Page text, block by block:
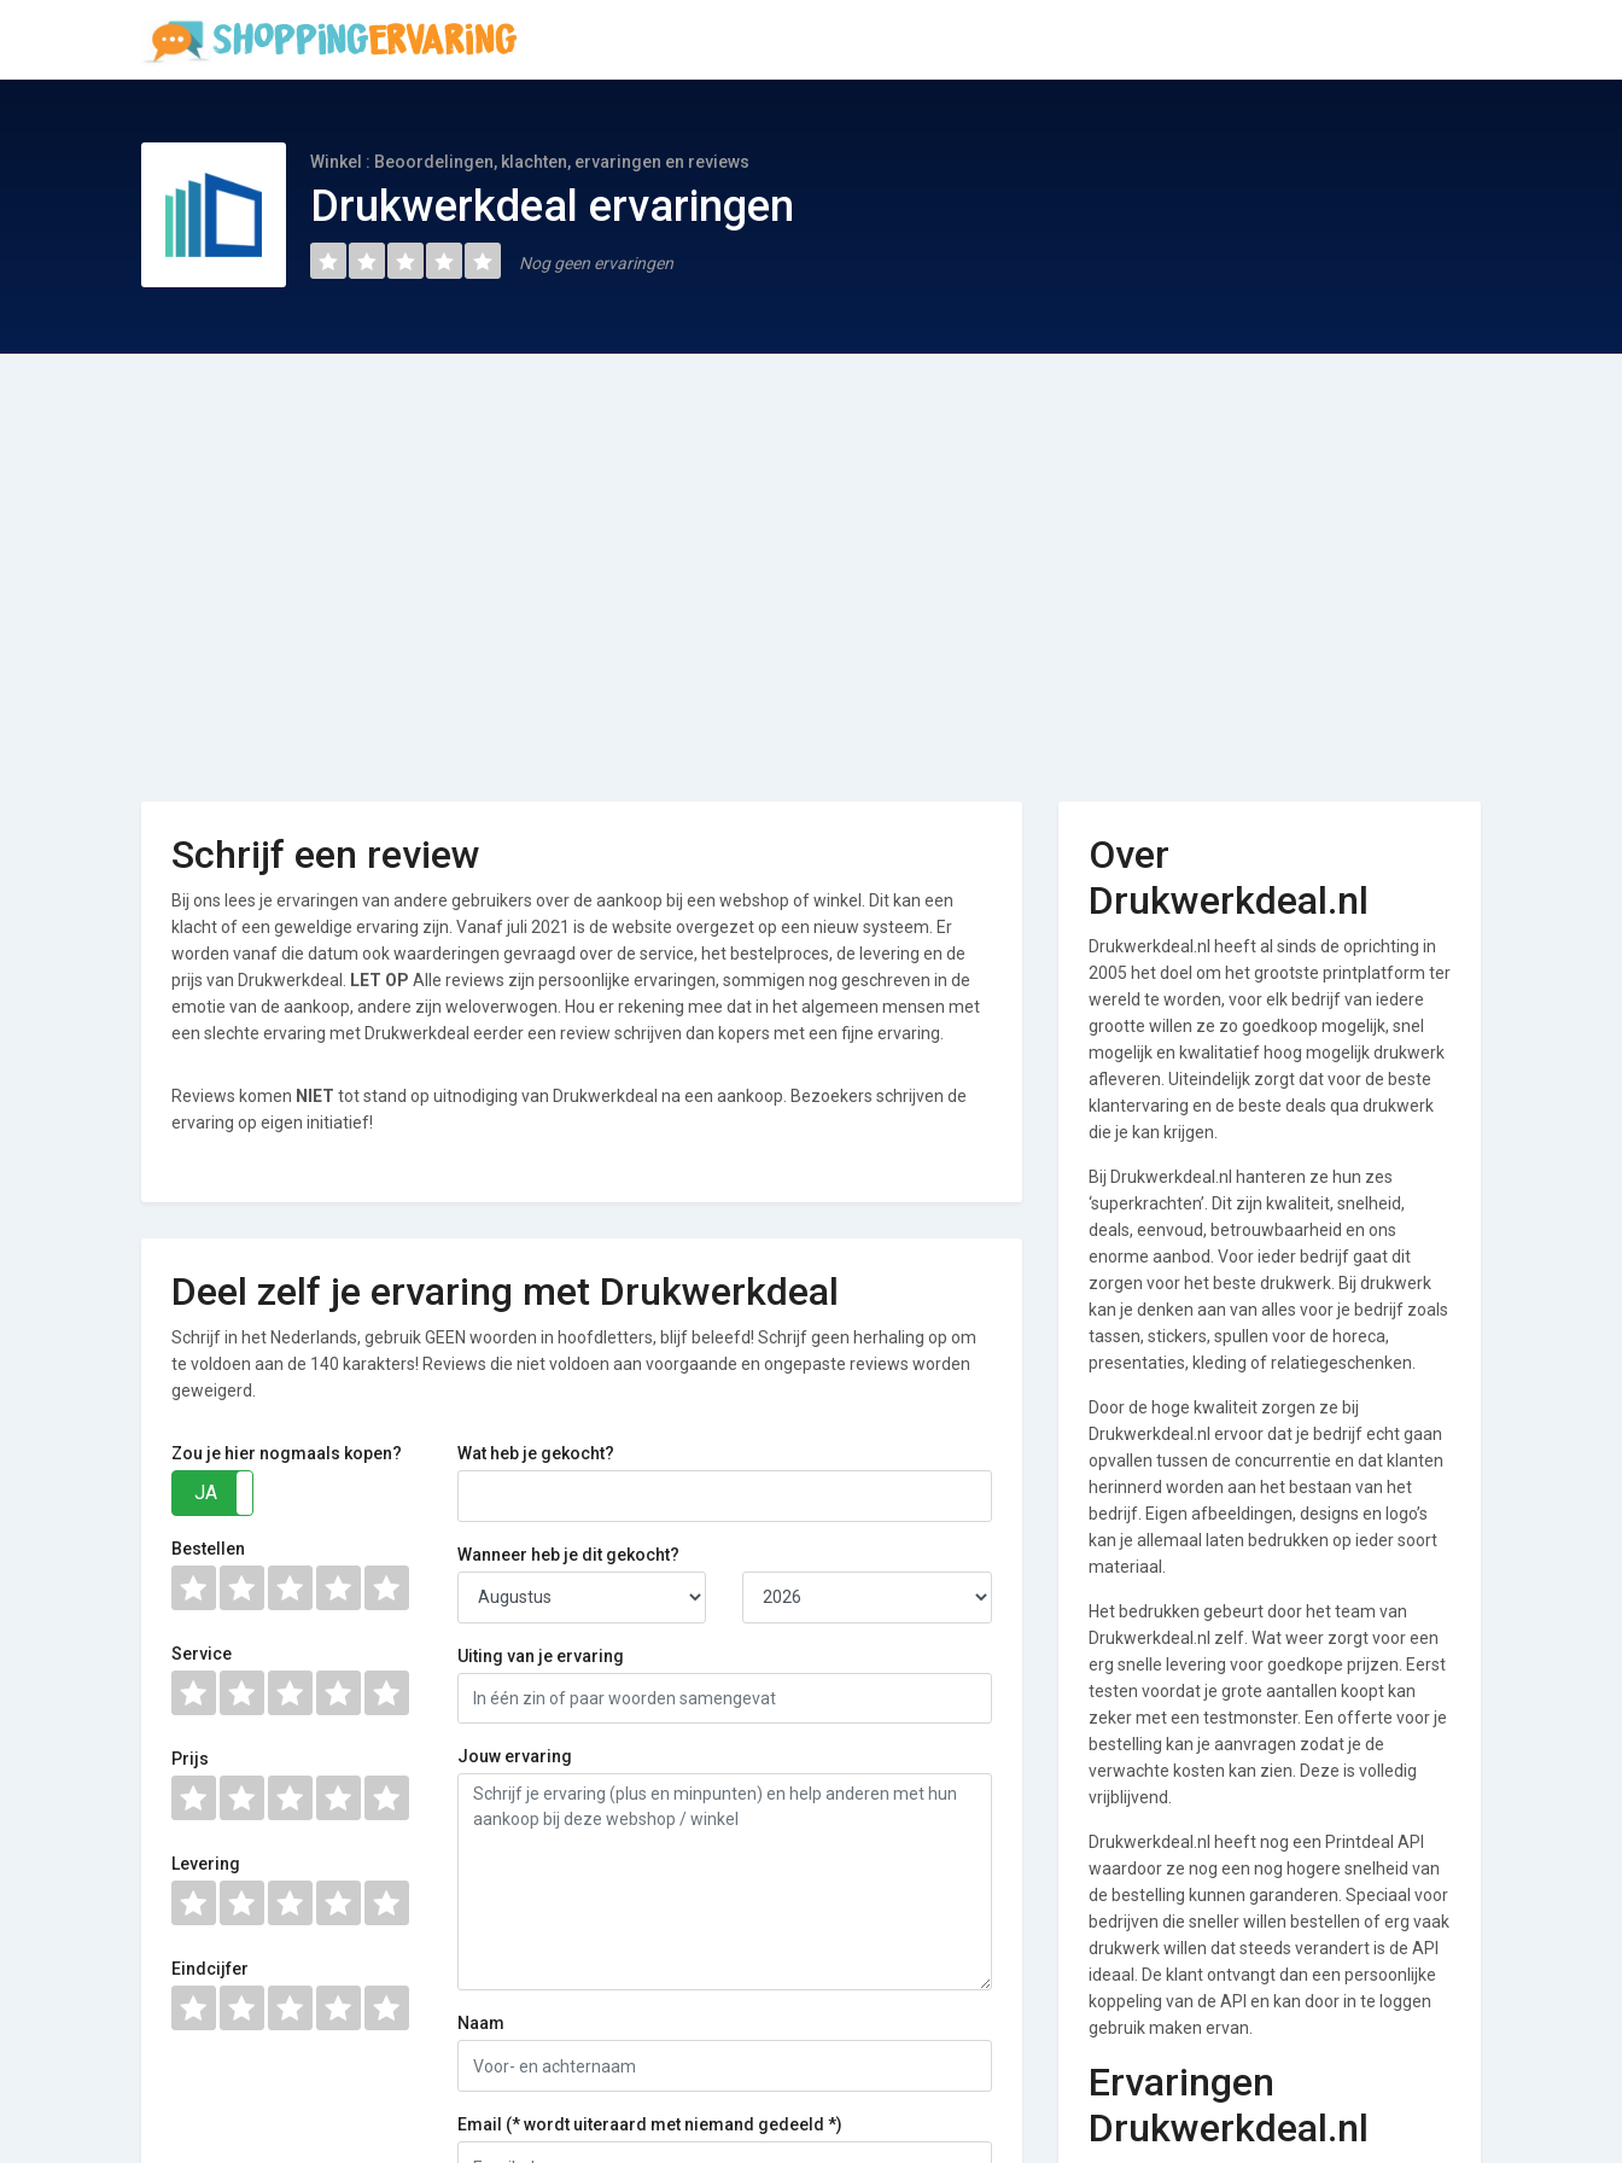
Winkel : Beoordelingen, klachten, ervaringen en reviews
Drukwerkdeal ervaringen
Nog geen ervaringen
Schrijf een review
Bij ons lees je ervaringen van andere gebruikers over de aankoop bij een webshop of winkel. Dit kan een
klacht of een geweldige ervaring zijn. Vanaf juli 2021 is de website overgezet op een nieuw systeem. Er
worden vanaf die datum ook waarderingen gevraagd over de service, het bestelproces, de levering en de
prijs van Drukwerkdeal.
LET OP Alle reviews zijn persoonlijke ervaringen, sommigen nog geschreven in de
emotie van de aankoop, andere zijn weloverwogen. Hou er rekening mee dat in het algemeen mensen met
een slechte ervaring met Drukwerkdeal eerder een review schrijven dan kopers met een fijne ervaring.
Reviews komen NIET tot stand op uitnodiging van Drukwerkdeal na een aankoop. Bezoekers schrijven de
ervaring op eigen initiatief!
Deel zelf je ervaring met Drukwerkdeal
Schrijf in het Nederlands, gebruik GEEN woorden in hoofdletters, blijf beleefd! Schrijf geen herhaling op om
te voldoen aan de 140 karakters! Reviews die niet voldoen aan voorgaande en ongepaste reviews worden
geweigerd.
Zou je hier nogmaals kopen?
JA
Bestellen
Service
Prijs
Levering
Eindcijfer
Wat heb je gekocht?
Wanneer heb je dit gekocht?
Uiting van je ervaring
Jouw ervaring
Naam
Email (* wordt uiteraard met niemand gedeeld *)
Over
Drukwerkdeal.nl
Drukwerkdeal.nl heeft al sinds de oprichting in
2005 het doel om het grootste printplatform ter
wereld te worden, voor elk bedrijf van iedere
grootte willen ze zo goedkoop mogelijk, snel
mogelijk en kwalitatief hoog mogelijk drukwerk
afleveren. Uiteindelijk zorgt dat voor de beste
klantervaring en de beste deals qua drukwerk
die je kan krijgen.
Bij Drukwerkdeal.nl hanteren ze hun zes
‘superkrachten’. Dit zijn kwaliteit, snelheid,
deals, eenvoud, betrouwbaarheid en ons
enorme aanbod. Voor ieder bedrijf gaat dit
zorgen voor het beste drukwerk. Bij drukwerk
kan je denken aan van alles voor je bedrijf zoals
tassen, stickers, spullen voor de horeca,
presentaties, kleding of relatiegeschenken.
Door de hoge kwaliteit zorgen ze bij
Drukwerkdeal.nl ervoor dat je bedrijf echt gaan
opvallen tussen de concurrentie en dat klanten
herinnerd worden aan het bestaan van het
bedrijf. Eigen afbeeldingen, designs en logo’s
kan je allemaal laten bedrukken op ieder soort
materiaal.
Het bedrukken gebeurt door het team van
Drukwerkdeal.nl zelf. Wat weer zorgt voor een
erg snelle levering voor goedkope prijzen. Eerst
testen voordat je grote aantallen koopt kan
zeker met een testmonster. Een offerte voor je
bestelling kan je aanvragen zodat je de
verwachte kosten kan zien. Deze is volledig
vrijblijvend.
Drukwerkdeal.nl heeft nog een Printdeal API
waardoor ze nog een nog hogere snelheid van
de bestelling kunnen garanderen. Speciaal voor
bedrijven die sneller willen bestellen of erg vaak
drukwerk willen dat steeds verandert is de API
ideaal. De klant ontvangt dan een persoonlijke
koppeling van de API en kan door in te loggen
gebruik maken ervan.
Ervaringen
Drukwerkdeal.nl